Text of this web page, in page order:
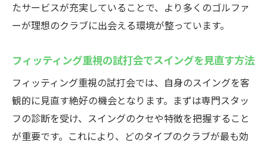
たサービスが充実していることで、より多くのゴルファ
ーが理想のクラブに出会える環境が整っています。
フィッティング重視の試打会でスイングを見直す方法
フィッティング重視の試打会では、自身のスイングを客
観的に見直す絶好の機会となります。まずは専門スタッ
フの診断を受け、スイングのクセや特徴を把握すること
が重要です。これにより、どのタイプのクラブが最も効